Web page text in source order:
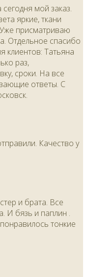
мой заказ.
яркие, ткани
присматриваю
Отдельное спасибо
клиентов: Татьяна
раз,
сроки. На все
ответы. С
Качество у
и брата. Все
И бязь и паплин .
тонкие